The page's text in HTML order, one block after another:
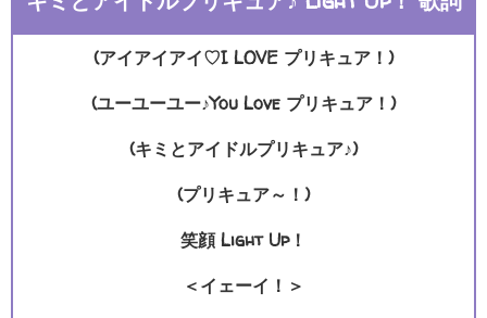
(アイアイアイ♡I LOVE プリキュア！)
(ユーユーユー♪You Love プリキュア！)
(キミとアイドルプリキュア♪)
(プリキュア～！)
笑顔 Light Up！
＜イェーイ！＞